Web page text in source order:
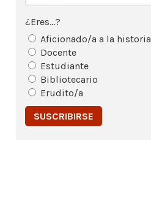
¿Eres...?
Aficionado/a a la historia
Docente
Estudiante
Bibliotecario
Erudito/a